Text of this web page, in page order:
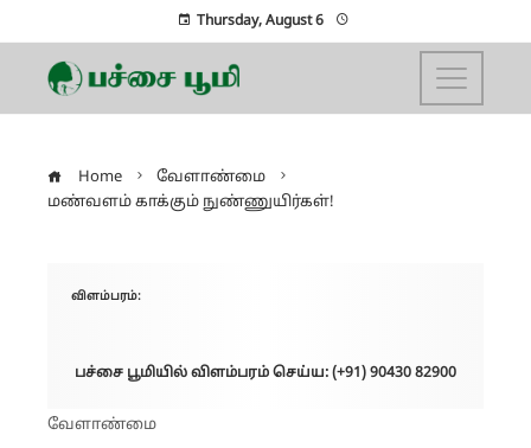
Thursday, August 6
Home
வேளாண்மை
மண்வளம் காக்கும் நுண்ணுயிர்கள்!
விளம்பரம்:
பச்சை பூமியில் விளம்பரம் செய்ய: (+91) 90430 82900
வேளாண்மை